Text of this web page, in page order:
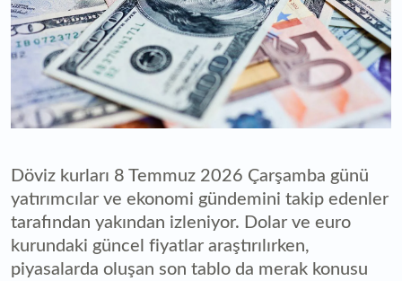
Döviz kurları 8 Temmuz 2026 Çarşamba günü
yatırımcılar ve ekonomi gündemini takip edenler
tarafından yakından izleniyor. Dolar ve euro
kurundaki güncel fiyatlar araştırılırken,
piyasalarda oluşan son tablo da merak konusu